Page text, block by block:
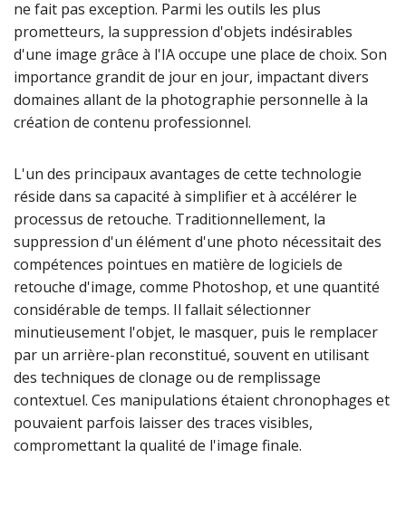
ne fait pas exception. Parmi les outils les plus
prometteurs, la suppression d'objets indésirables
d'une image grâce à l'IA occupe une place de choix. Son
importance grandit de jour en jour, impactant divers
domaines allant de la photographie personnelle à la
création de contenu professionnel.
L'un des principaux avantages de cette technologie
réside dans sa capacité à simplifier et à accélérer le
processus de retouche. Traditionnellement, la
suppression d'un élément d'une photo nécessitait des
compétences pointues en matière de logiciels de
retouche d'image, comme Photoshop, et une quantité
considérable de temps. Il fallait sélectionner
minutieusement l'objet, le masquer, puis le remplacer
par un arrière-plan reconstitué, souvent en utilisant
des techniques de clonage ou de remplissage
contextuel. Ces manipulations étaient chronophages et
pouvaient parfois laisser des traces visibles,
compromettant la qualité de l'image finale.